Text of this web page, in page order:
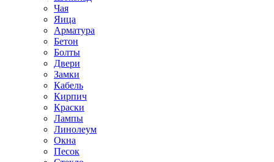
Чая
Яица
Арматура
Бетон
Болты
Двери
Замки
Кабель
Кирпич
Краски
Лампы
Линолеум
Окна
Песок